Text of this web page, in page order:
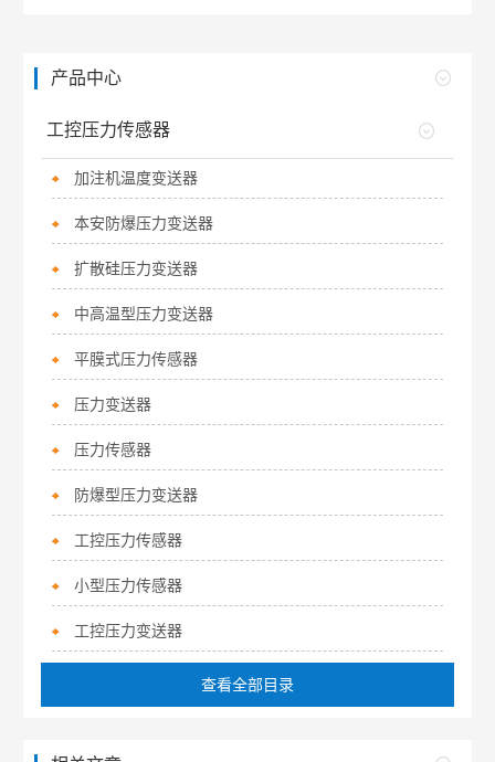
产品中心
工控压力传感器
加注机温度变送器
本安防爆压力变送器
扩散硅压力变送器
中高温型压力变送器
平膜式压力传感器
压力变送器
压力传感器
防爆型压力变送器
工控压力传感器
小型压力传感器
工控压力变送器
查看全部目录